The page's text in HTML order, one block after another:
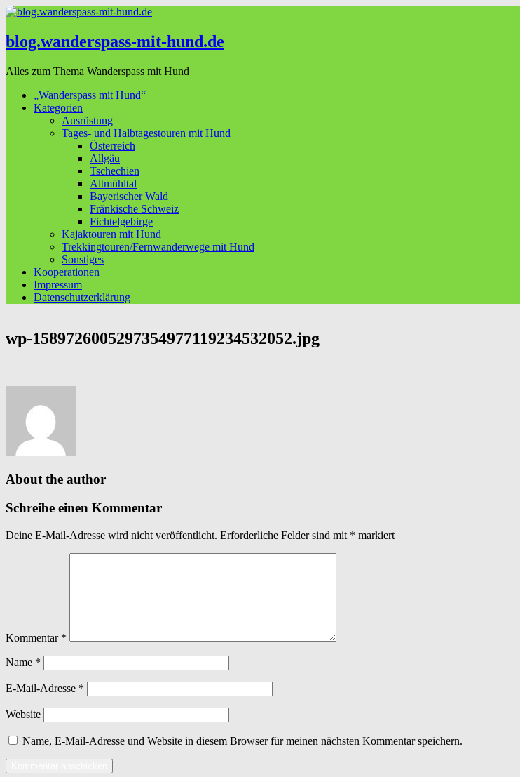
blog.wanderspass-mit-hund.de
Alles zum Thema Wanderspass mit Hund
„Wanderspass mit Hund“
Kategorien
Ausrüstung
Tages- und Halbtagestouren mit Hund
Österreich
Allgäu
Tschechien
Altmühltal
Bayerischer Wald
Fränkische Schweiz
Fichtelgebirge
Kajaktouren mit Hund
Trekkingtouren/Fernwanderwege mit Hund
Sonstiges
Kooperationen
Impressum
Datenschutzerklärung
wp-1589726005297354977119234532052.jpg
About the author
Schreibe einen Kommentar
Deine E-Mail-Adresse wird nicht veröffentlicht. Erforderliche Felder sind mit * markiert
Kommentar *
Name *
E-Mail-Adresse *
Website
Name, E-Mail-Adresse und Website in diesem Browser für meinen nächsten Kommentar speichern.